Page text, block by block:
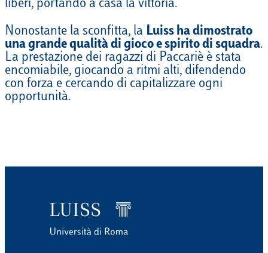
liberi, portando a casa la vittoria.
Nonostante la sconfitta, la Luiss ha dimostrato
una grande qualità di gioco e spirito di squadra.
La prestazione dei ragazzi di Paccariè è stata
encomiabile, giocando a ritmi alti, difendendo
con forza e cercando di capitalizzare ogni
opportunità.